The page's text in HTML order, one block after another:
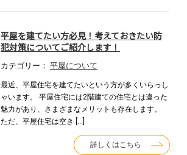
平屋を建てたい方必見！考えておきたい防
犯対策についてご紹介します！
カテゴリー： 平屋について
最近、平屋住宅を建てたいという方が多くいらっし
ゃいます。 平屋住宅には2階建ての住宅とは違った
魅力があり、さまざまなメリットも存在します。
ただ、平屋住宅は空き […]
詳しくはこちら